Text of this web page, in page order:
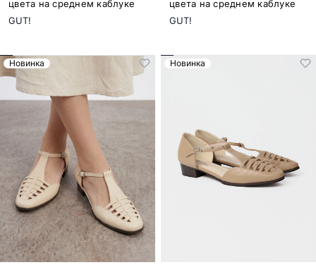
цвета на среднем каблуке
GUT!
цвета на среднем каблуке
GUT!
Новинка Новинка